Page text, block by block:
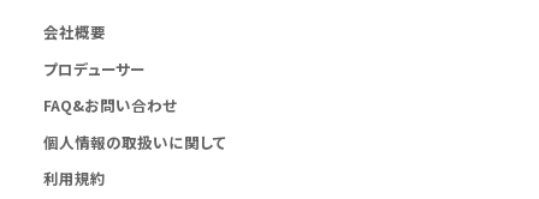
会社概要
プロデューサー
FAQ&お問い合わせ
個人情報の取扱いに関して
利用規約